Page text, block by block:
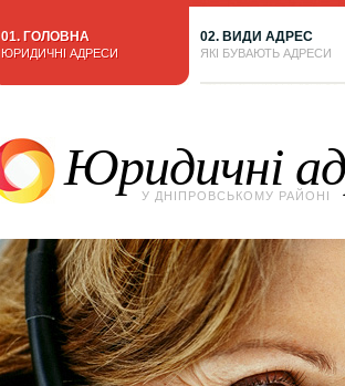
01. ГОЛОВНА
ЮРИДИЧНІ АДРЕСИ
02. ВИДИ АДРЕС
ЯКІ БУВАЮТЬ АДРЕСИ
Юридичні
У ДНІПРОВСЬКОМУ РАЙОНІ